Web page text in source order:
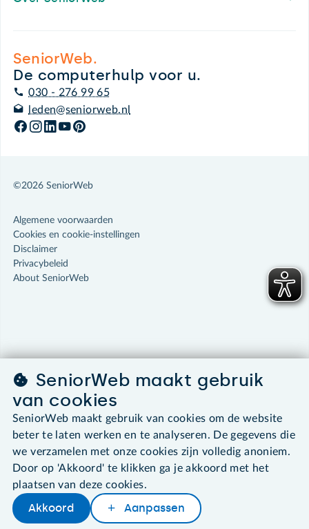
DelenWoordenboek
SeniorWeb.
De computerhulp voor u.
030 - 276 99 65
leden@seniorweb.nl
©2026 SeniorWeb
Algemene voorwaarden
Cookies en cookie-instellingen
Disclaimer
Privacybeleid
About SeniorWeb
SeniorWeb maakt gebruik
van cookies
SeniorWeb maakt gebruik van cookies om de website
beter te laten werken en te analyseren. De gegevens die
we verzamelen met onze cookies zijn volledig anoniem.
Door op 'Akkoord' te klikken ga je akkoord met het
plaatsen van deze cookies.
Akkoord Aanpassen